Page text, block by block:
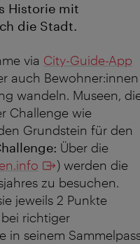
Historie mit
die Stadt.
via City-Guide-App
auch Bewohner:innen
wandeln. Museen,
Challenge wie
Grundstein für den
Über die
) werden die
zu besuchen.
jeweils 2 Punkte
richtiger
in seinem